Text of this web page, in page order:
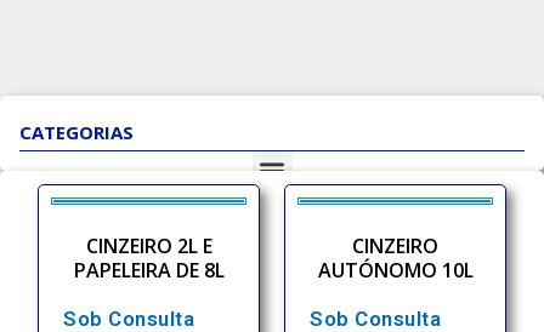
CATEGORIAS
CINZEIRO 2L E
PAPELEIRA DE 8L
Sob Consulta
CINZEIRO
AUTÓNOMO 10L
Sob Consulta